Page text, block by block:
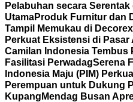
Pelabuhan secara
UtamaProduk Furnitur dan
Tampil Memukau di
Perkuat Eksistensi di Pasar
Camilan Indonesia Tembus
Fasilitasi PerwadagSerena
Indonesia Maju (PIM)
Perempuan untuk Dukung
Kupang Mendag Busan